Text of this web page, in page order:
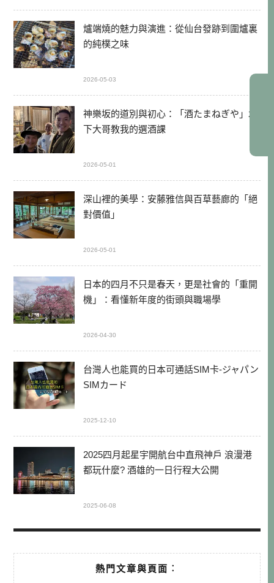
爐端燒的魅力與演進：從仙台發跡到圍爐裏
的純樸之味
2026-05-03
神樂坂的道別與初心：「酒たまねぎや」木
下大哥教我的選酒課
2026-05-01
深山裡的美學：安藤雅信與百草藝廊的「絕
對價值」
2026-05-01
日本的四月不只是春天，更是社會的「重開
機」：看懂新年度的街頭與職場學
2026-04-30
台灣人也能買的日本可通話SIM卡-ジャパン
SIMカード
2025-12-10
2025四月起星宇開航台中直飛神戶 浪漫港
都玩什麼? 酒雄的一日行程大公開
2025-06-08
熱門文章與頁面︰